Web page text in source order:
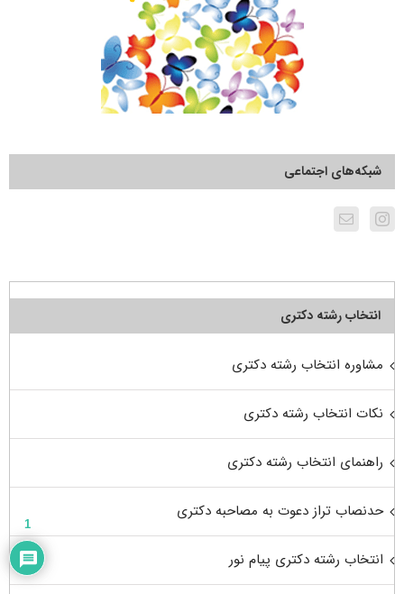
شبکه‌های اجتماعی
انتخاب رشته دکتری
مشاوره انتخاب رشته دکتری
نکات انتخاب رشته دکتری
راهنمای انتخاب رشته دکتری
حدنصاب تراز دعوت به مصاحبه دکتری
انتخاب رشته دکتری پیام نور
1